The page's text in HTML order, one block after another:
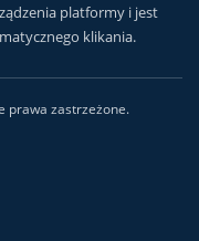
platformy i jest
klikania.
prawa zastrzeżone.